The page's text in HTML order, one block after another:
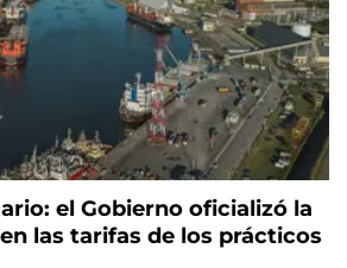
el Gobierno oficializó la
las tarifas de los prácticos